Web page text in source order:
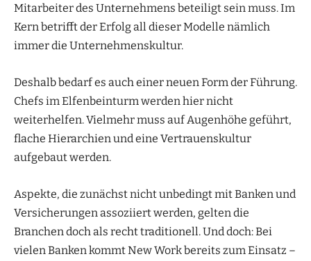
Mitarbeiter des Unternehmens beteiligt sein muss. Im
Kern betrifft der Erfolg all dieser Modelle nämlich
immer die Unternehmenskultur.
Deshalb bedarf es auch einer neuen Form der Führung.
Chefs im Elfenbeinturm werden hier nicht
weiterhelfen. Vielmehr muss auf Augenhöhe geführt,
flache Hierarchien und eine Vertrauenskultur
aufgebaut werden.
Aspekte, die zunächst nicht unbedingt mit Banken und
Versicherungen assoziiert werden, gelten die
Branchen doch als recht traditionell. Und doch: Bei
vielen Banken kommt New Work bereits zum Einsatz –